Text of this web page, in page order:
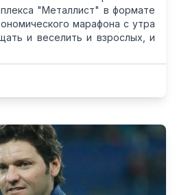
"Металлист" в формате
марафона с утра
и веселить и взрослых, и